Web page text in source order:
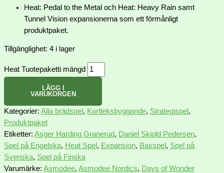
Heat: Pedal to the Metal och Heat: Heavy Rain samt
Tunnel Vision expansionerna som ett förmånligt
produktpaket.
Tillgänglighet: 4 i lager
Heat Tuotepaketti mängd
LÄGG I
VARUKORGEN
Kategorier: Alla brädspel , Kortleksbyggande, Strategispel ,
Produktpaket
Etiketter: Asger Harding Granerud, Daniel Skjold Pedersen,
Spel på Engelska, Heat Spel , Expansion, Basspel , Spel på
Svenska, Spel på Finska
Varumärke: Asmodee, Asmodee Nordics, Days of Wonder